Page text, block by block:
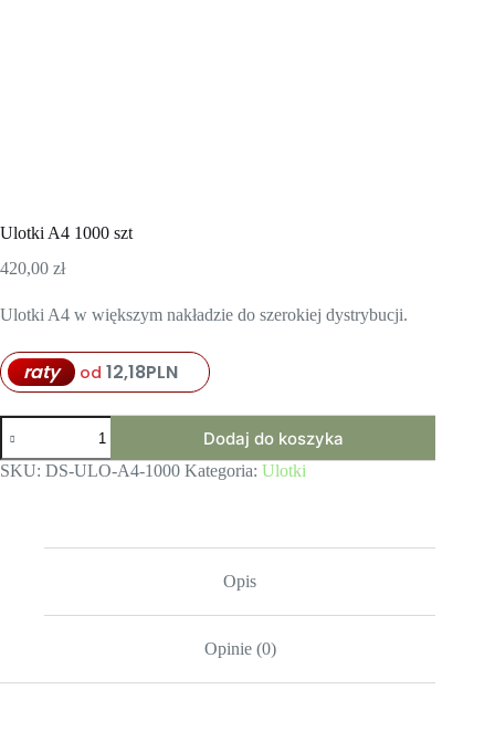
Ulotki A4 1000 szt
420,00 zł
Ulotki A4 w większym nakładzie do szerokiej dystrybucji.
raty od 12,18PLN
ilość
Ulotki
A4
1000
Dodaj do koszyka
SKU: DS-ULO-A4-1000 Kategoria: Ulotki
Opis
Opinie (0)